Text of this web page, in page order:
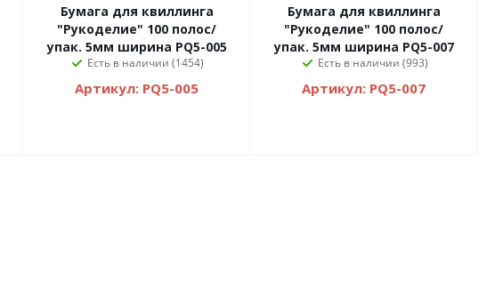
Бумага для квиллинга
"Рукоделие" 100 полос/
упак. 5мм ширина PQ5-005
Есть в наличии (1454)
Артикул: PQ5-005
Бумага для квиллинга
"Рукоделие" 100 полос/
упак. 5мм ширина PQ5-007
Есть в наличии (993)
Артикул: PQ5-007